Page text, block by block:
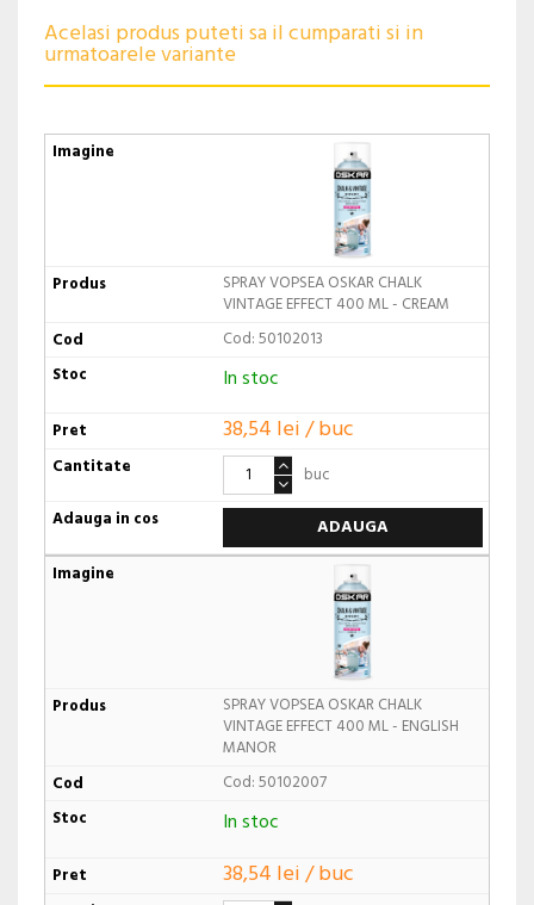
Acelasi produs puteti sa il cumparati si in
urmatoarele variante
SPRAY VOPSEA OSKAR CHALK
VINTAGE EFFECT 400 ML - CREAM
Cod: 50102013
In stoc
38,54 lei / buc
buc
ADAUGA
SPRAY VOPSEA OSKAR CHALK
VINTAGE EFFECT 400 ML - ENGLISH
MANOR
Cod: 50102007
In stoc
38,54 lei / buc